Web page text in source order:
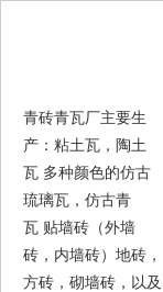
青砖青瓦厂主要生
产：粘土瓦，陶土
瓦 多种颜色的仿古
琉璃瓦，仿古青
瓦 贴墙砖（外墙
砖，内墙砖）地砖，
方砖，砌墙砖，以及